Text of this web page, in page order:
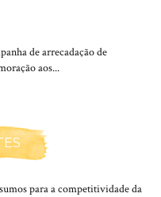
de arrecadação de
aos...
para a competitividade da